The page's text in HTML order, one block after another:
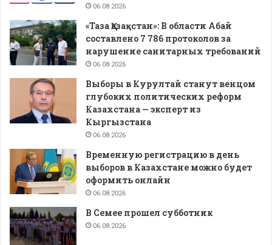
06.08.2026
«Таза Қазақстан»: В области Абай
составлено 7 786 протоколов за
нарушение санитарных требований
06.08.2026
Выборы в Курултай станут венцом
глубоких политических реформ
Казахстана — эксперт из
Кыргызстана
06.08.2026
Временную регистрацию в день
выборов в Казахстане можно будет
оформить онлайн
06.08.2026
В Семее прошел субботник
06.08.2026